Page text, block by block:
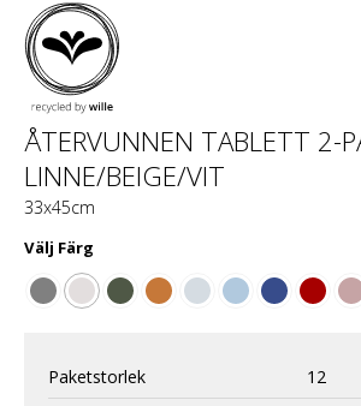
ÅTERVUNNEN TABLETT 2-
LINNE/BEIGE/VIT
33x45cm
Välj Färg
Paketstorlek
12